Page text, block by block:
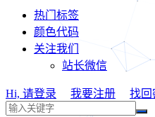
热门标签
颜色代码
关注我们
站长微信
Hi, 请登录 我要注册 找回